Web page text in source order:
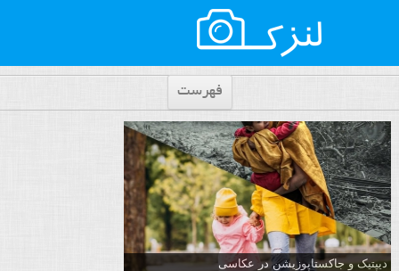
فهرست
دیپتیک و جاکستا‌پوزیشن در عکاسی